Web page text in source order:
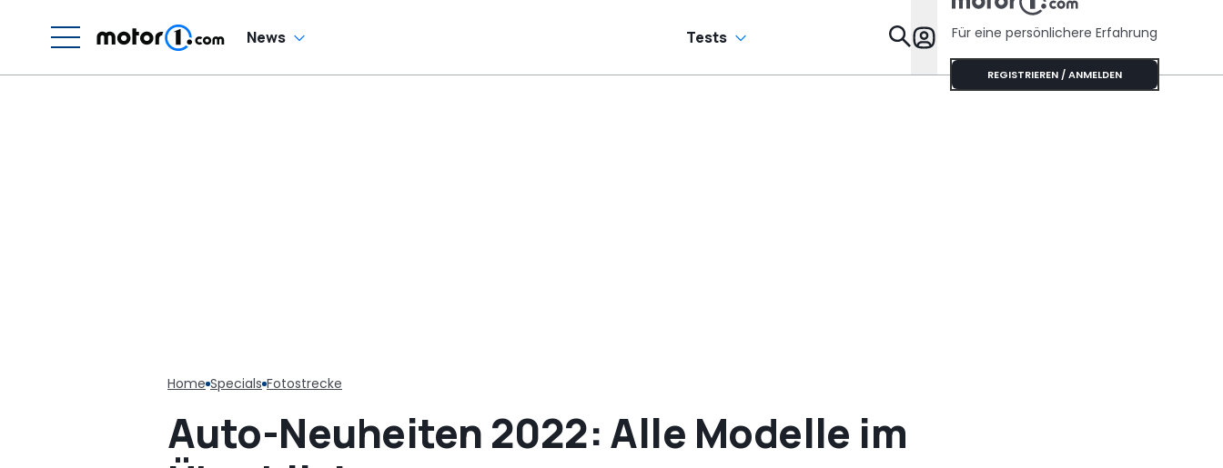
News Tests Specials
Für eine persönlichere Erfahrung
REGISTRIEREN / ANMELDEN
Home Specials Fotostrecke
Auto-Neuheiten 2022: Alle Modelle im